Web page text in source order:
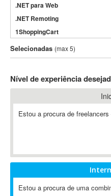
.NET para Web
.NET Remoting
1ShoppingCart
3DS Max
3GSM
802.11
A-GPS
ABAP
Abaqus
ABBYY FineReader
Selecionadas (max 5)
Nível de experiência
Estou a procura de
Estou a procura de uma